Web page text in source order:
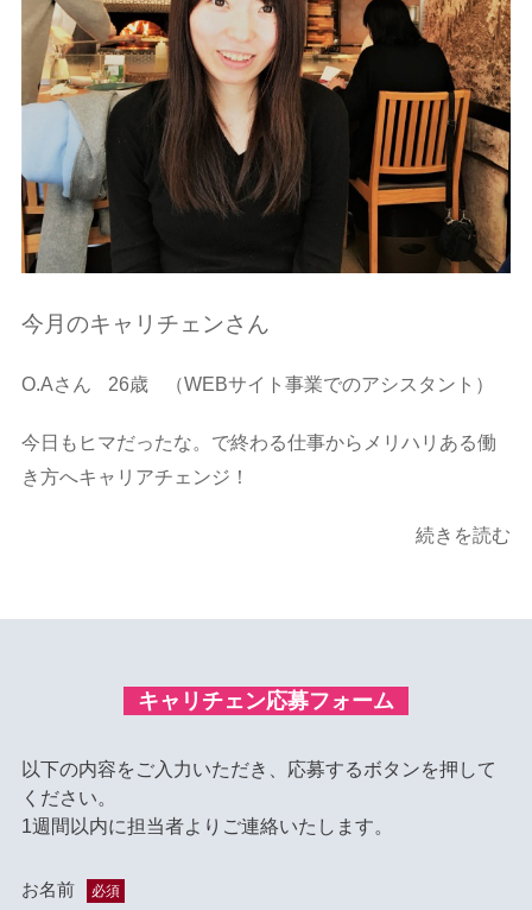
今月のキャリチェンさん
O.Aさん 26歳 （WEBサイト事業でのアシスタント）
今日もヒマだったな。で終わる仕事からメリハリある働
き方へキャリアチェンジ！
続きを読む
キャリチェン応募フォーム
以下の内容をご入力いただき、応募するボタンを押して
ください。
1週間以内に担当者よりご連絡いたします。
お名前 必須